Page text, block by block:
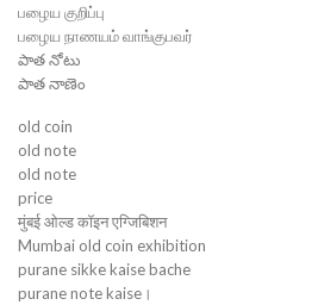
பழைய குறிப்பு
பழைய நாணயம் வாங்குபவர்
పాత నోటు
పాత నాణెం
old coin
old note
old note
price
मुंबई ओल्ड कॉइन एग्जिबिशन
Mumbai old coin exhibition
purane sikke kaise bache
purane note kaise।